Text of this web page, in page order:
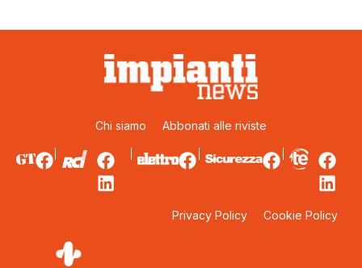
Chi siamo Abbonati alle riviste
Privacy Policy Cookie Policy